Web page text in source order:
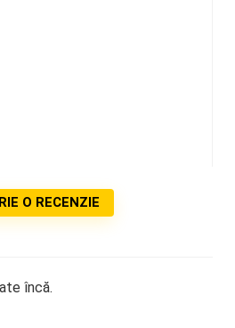
O RECENZIE
încă.